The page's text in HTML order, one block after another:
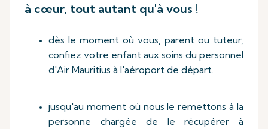
à cœur, tout autant qu'à vous !
dès le moment où vous, parent ou tuteur,
confiez votre enfant aux soins du personnel
d'Air Mauritius à l'aéroport de départ.
jusqu'au moment où nous le remettons à la
personne chargée de le récupérer à